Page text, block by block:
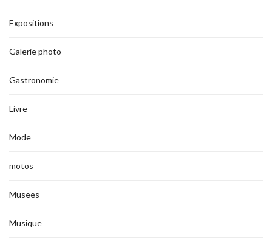
Expositions
Galerie photo
Gastronomie
Livre
Mode
motos
Musees
Musique